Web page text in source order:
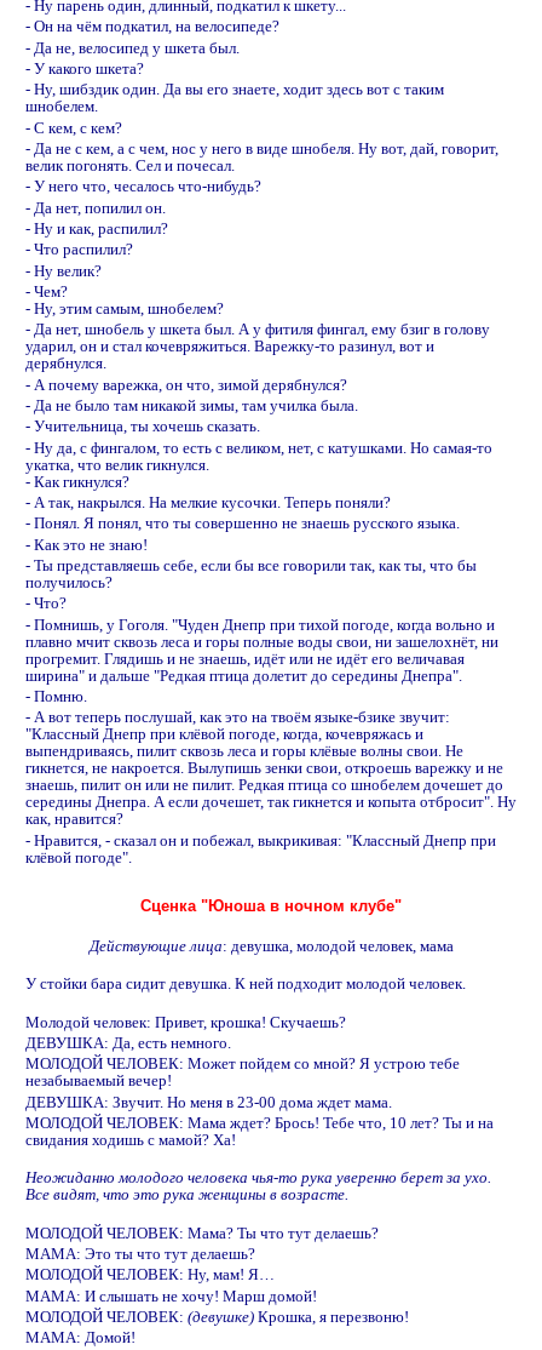
- Hу парень один, длинный, подкатил к шкету...
- Он на чём подкатил, на велосипеде?
- Да не, велосипед у шкета был.
- У какого шкета?
- Hу, шибздик один. Да вы его знаете, ходит здесь вот с таким
шнобелем.
- С кем, с кем?
- Да не с кем, а с чем, нос у него в виде шнобеля. Hу вот, дай, говорит,
велик погонять. Сел и почесал.
- У него что, чесалось что-нибудь?
- Да нет, попилил он.
- Hу и как, распилил?
- Что распилил?
- Hу велик?
- Чем?
- Hу, этим самым, шнобелем?
- Да нет, шнобель у шкета был. А у фитиля фингал, ему бзиг в голову
ударил, он и стал кочевряжиться. Варежку-то разинул, вот и
дерябнулся.
- А почему варежка, он что, зимой дерябнулся?
- Да не было там никакой зимы, там училка была.
- Учительница, ты хочешь сказать.
- Hу да, с фингалом, то есть с великом, нет, с катушками. Hо самая-то
укатка, что велик гикнулся.
- Как гикнулся?
- А так, накрылся. Hа мелкие кусочки. Теперь поняли?
- Понял. Я понял, что ты совершенно не знаешь русского языка.
- Как это не знаю!
- Ты представляешь себе, если бы все говорили так, как ты, что бы
получилось?
- Что?
- Помнишь, у Гоголя. "Чуден Днепр при тихой погоде, когда вольно и
плавно мчит сквозь леса и горы полные воды свои, ни зашелохнёт, ни
прогремит. Глядишь и не знаешь, идёт или не идёт его величавая
ширина" и дальше "Редкая птица долетит до середины Днепра".
- Помню.
- А вот теперь послушай, как это на твоём языке-бзике звучит:
"Классный Днепр при клёвой погоде, когда, кочевряжась и
выпендриваясь, пилит сквозь леса и горы клёвые волны свои. Hе
гикнется, не накроется. Вылупишь зенки свои, откроешь варежку и не
знаешь, пилит он или не пилит. Редкая птица со шнобелем дочешет до
середины Днепра. А если дочешет, так гикнется и копыта отбросит". Hу
как, нравится?
- Hравится, - сказал он и побежал, выкрикивая: "Классный Днепр при
клёвой погоде".
Сценка "Юноша в ночном клубе"
Действующие лица: девушка, молодой человек, мама
У стойки бара сидит девушка. К ней подходит молодой человек.
Молодой человек: Привет, крошка! Скучаешь?
ДЕВУШКА: Да, есть немного.
МОЛОДОЙ ЧЕЛОВЕК: Может пойдем со мной? Я устрою тебе
незабываемый вечер!
ДЕВУШКА: Звучит. Но меня в 23-00 дома ждет мама.
МОЛОДОЙ ЧЕЛОВЕК: Мама ждет? Брось! Тебе что, 10 лет? Ты и на
свидания ходишь с мамой? Ха!
Неожиданно молодого человека чья-то рука уверенно берет за ухо.
Все видят, что это рука женщины в возрасте.
МОЛОДОЙ ЧЕЛОВЕК: Мама? Ты что тут делаешь?
МАМА: Это ты что тут делаешь?
МОЛОДОЙ ЧЕЛОВЕК: Ну, мам! Я…
МАМА: И слышать не хочу! Марш домой!
МОЛОДОЙ ЧЕЛОВЕК: (девушке)Крошка, я перезвоню!
МАМА: Домой!